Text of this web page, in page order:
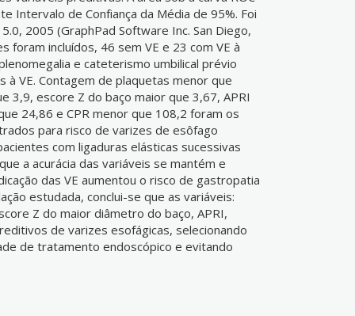
Intervalo de Confiança da Média de 95%. Foi
2005 (GraphPad Software Inc. San Diego,
foram incluídos, 46 sem VE e 23 com VE à
e cateterismo umbilical prévio
VE. Contagem de plaquetas menor que
3,9, escore Z do baço maior que 3,67, APRI
24,86 e CPR menor que 108,2 foram os
para risco de varizes de esôfago
com ligaduras elásticas sucessivas
a acurácia das variáveis se mantém e
das VE aumentou o risco de gastropatia
estudada, conclui-se que as variáveis:
Z do maior diâmetro do baço, APRI,
de varizes esofágicas, selecionando
de tratamento endoscópico e evitando